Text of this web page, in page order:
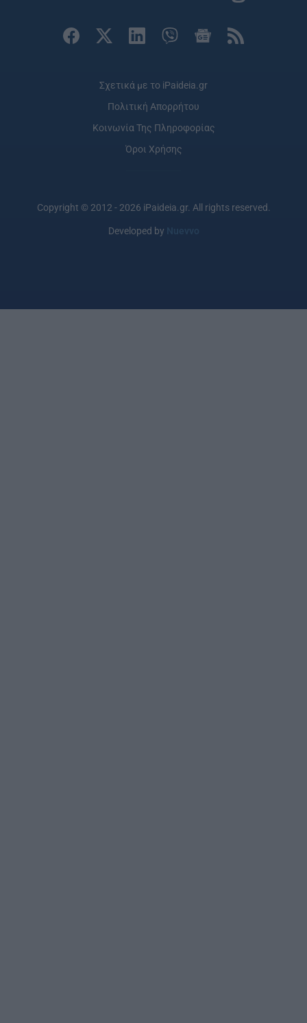
Σχετικά με το iPaideia.gr
Πολιτική Απορρήτου
Κοινωνία Της Πληροφορίας
Όροι Χρήσης
Copyright © 2012 - 2026 iPaideia.gr. All rights reserved.
Developed by